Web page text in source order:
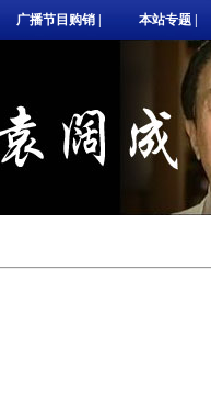
广播节目购销 本站专题